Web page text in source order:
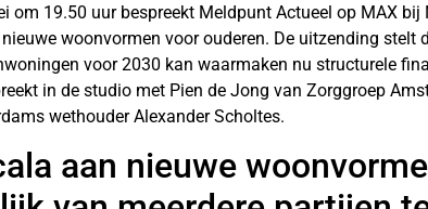
om 19.50 uur bespreekt Meldpunt Actueel op MAX bij
woonvormen voor ouderen. De uitzending stelt
voor 2030 kan waarmaken nu structurele
in de studio met Pien de Jong van Zorggroep
wethouder Alexander Scholtes.
aan nieuwe